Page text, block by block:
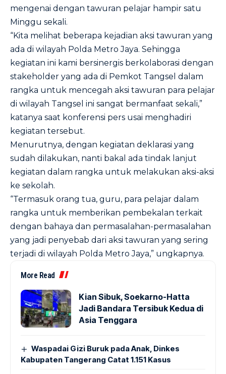
mengenai dengan tawuran pelajar hampir satu
Minggu sekali.
“Kita melihat beberapa kejadian aksi tawuran yang
ada di wilayah Polda Metro Jaya. Sehingga
kegiatan ini kami bersinergis berkolaborasi dengan
stakeholder yang ada di Pemkot Tangsel dalam
rangka untuk mencegah aksi tawuran para pelajar
di wilayah Tangsel ini sangat bermanfaat sekali,”
katanya saat konferensi pers usai menghadiri
kegiatan tersebut.
Menurutnya, dengan kegiatan deklarasi yang
sudah dilakukan, nanti bakal ada tindak lanjut
kegiatan dalam rangka untuk melakukan aksi-aksi
ke sekolah.
“Termasuk orang tua, guru, para pelajar dalam
rangka untuk memberikan pembekalan terkait
dengan bahaya dan permasalahan-permasalahan
yang jadi penyebab dari aksi tawuran yang sering
terjadi di wilayah Polda Metro Jaya,” ungkapnya.
More Read
Kian Sibuk, Soekarno-Hatta
Jadi Bandara Tersibuk Kedua di
Asia Tenggara
Waspadai Gizi Buruk pada Anak, Dinkes
Kabupaten Tangerang Catat 1.151 Kasus